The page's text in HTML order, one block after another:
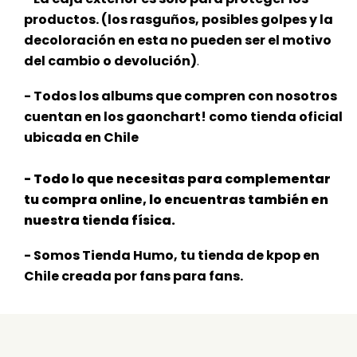
productos. (los rasguños, posibles golpes y la
decoloración en esta no pueden ser el motivo
del cambio o devolución).
- Todos los albums que compren con nosotros
cuentan en los gaonchart! como tienda oficial
ubicada en Chile
- Todo lo que necesitas para complementar
tu compra online, lo encuentras también en
nuestra tienda física.
- Somos Tienda Humo, tu tienda de kpop en
Chile creada por fans para fans.